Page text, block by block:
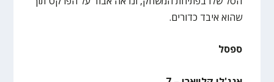
שהוא איבד כדורים.
ספסל